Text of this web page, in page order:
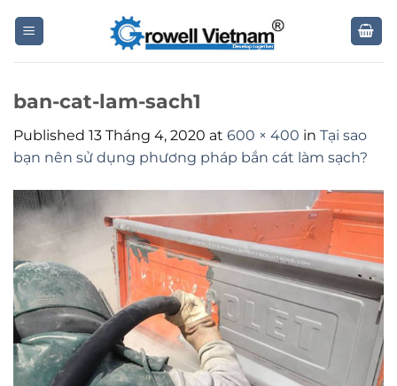
ban-cat-lam-sach1
Published 13 Tháng 4, 2020 at 600 × 400 in Tại sao
bạn nên sử dụng phương pháp bắn cát làm sạch?